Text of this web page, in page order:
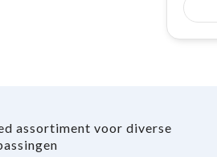
assortiment voor diverse